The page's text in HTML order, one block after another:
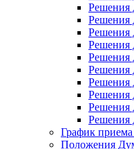
Решения
Решения
Решения
Решения
Решения
Решения
Решения
Решения
Решения
Решения
График приема
Положения